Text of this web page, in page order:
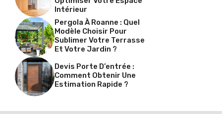
Intérieur
Pergola À Roanne : Quel
Modèle Choisir Pour
Sublimer Votre Terrasse
Et Votre Jardin ?
Devis Porte D’entrée :
Comment Obtenir Une
Estimation Rapide ?